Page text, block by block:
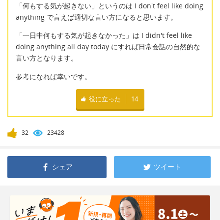
「何もする気が起きない」というのは I don't feel like doing
anything で言えば適切な言い方になると思います。
「一日中何もする気が起きなかった」は I didn't feel like
doing anything all day today にすれば日常会話の自然的な
言い方となります。
参考になれば幸いです。
役に立った 14
32 23428
シェア ツイート